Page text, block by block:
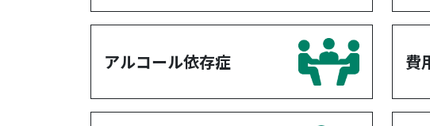
アルコール依存症 費